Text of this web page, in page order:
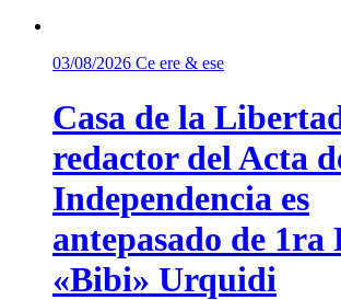
03/08/2026 Ce ere & ese
Casa de la
redactor del Acta
Independencia es
antepasado de 1ra
«Bibi» Urquidi